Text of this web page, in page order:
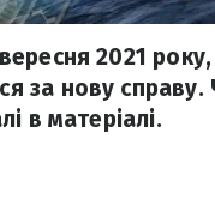
2021
за нову
в матеріалі.